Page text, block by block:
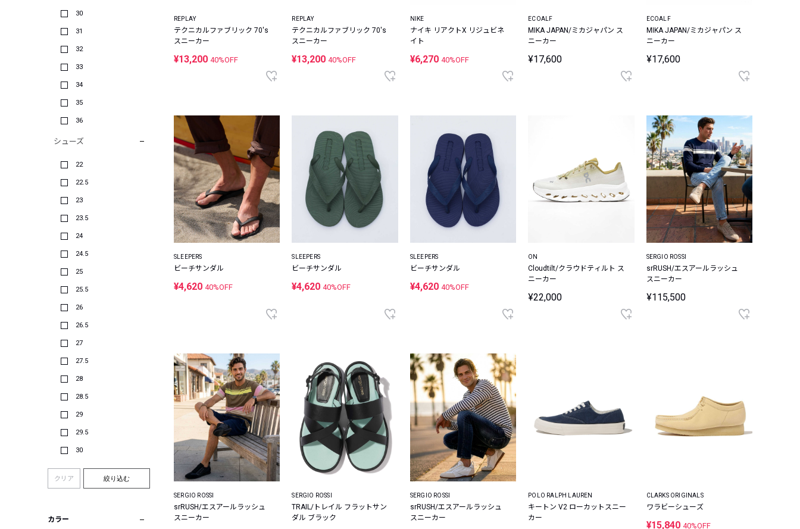
30
31
32
33
34
35
36
シューズ
22
22.5
23
23.5
24
24.5
25
25.5
26
26.5
27
27.5
28
28.5
29
29.5
30
クリア 絞り込む
カラー
REPLAY
テクニカルファブリック 70's
スニーカー
¥13,200 40%OFF
REPLAY
テクニカルファブリック 70's
スニーカー
¥13,20040%OFF
NIKE
ナイキ リアクトX リジュビネ
イト
¥6,270 40%OFF
ECOALF
MIKA JAPAN/ミカジャパン ス
ニーカー
¥17,600
ECOALF
MIKA JAPAN/ミカジャパン ス
ニーカー
¥17,600
SLEEPERS
ビーチサンダル
¥4,620 40%OFF
SLEEPERS
ビーチサンダル
¥4,62040%OFF
SLEEPERS
ビーチサンダル
¥4,620 40%OFF
ON
Cloudtilt/クラウドティルト ス
ニーカー
¥22,000
SERGIO ROSSI
srRUSH/エスアールラッシュ
スニーカー
¥115,500
SERGIO ROSSI
srRUSH/エスアールラッシュ
スニーカー
SERGIO ROSSI
TRAIL/トレイル フラットサン
ダル ブラック
SERGIO ROSSI
srRUSH/エスアールラッシュ
スニーカー
POLO RALPH LAUREN
キートン V2 ローカットスニー
カー
CLARKS ORIGINALS
ワラビーシューズ
¥15,840 40%OFF